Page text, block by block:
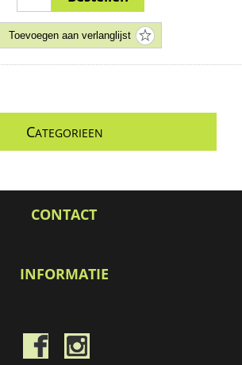
CATEGORIEEN
CONTACT
INFORMATIE